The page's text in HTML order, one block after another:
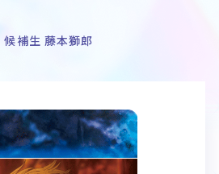
News
商品情報
Card List
候補生 藤本獅郎